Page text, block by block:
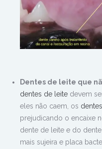
Dentes de leite que
dentes de leite devem
eles não caem, os
prejudicando o encaixe
dente de leite e do
mais sujeira e placa